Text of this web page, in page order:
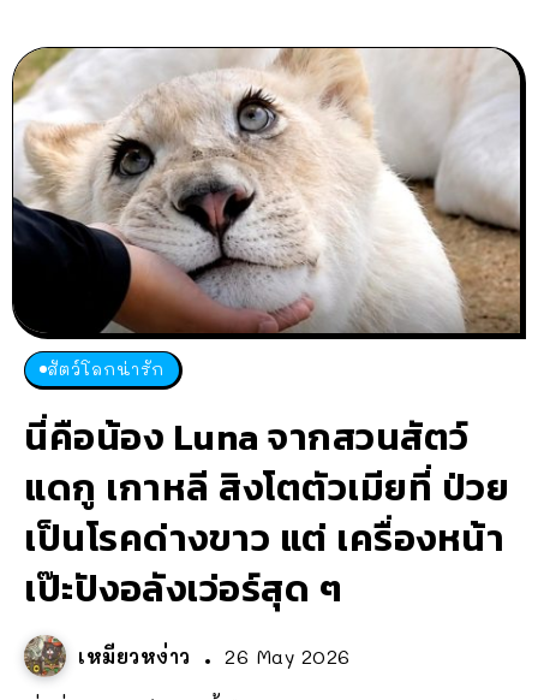
สัตว์โลกน่ารัก
นี่คือน้อง Luna จากสวนสัตว์
แดกู เกาหลี สิงโตตัวเมียที่ ป่วย
เป็นโรคด่างขาว แต่ เครื่องหน้า
เป๊ะปังอลังเว่อร์สุด ๆ
เหมียวหง่าว 26 May 2026